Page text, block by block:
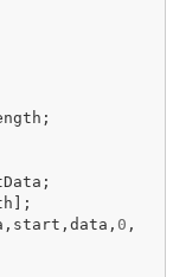
;
;
];
, start , data , 0 ,